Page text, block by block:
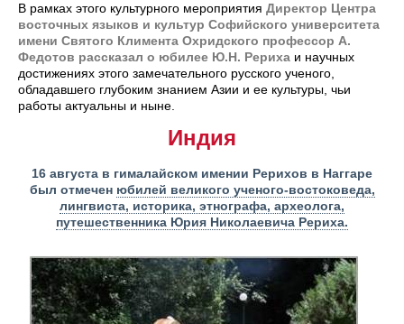
В рамках этого культурного мероприятия Директор Центра
восточных языков и культур Софийского университета
имени Святого Климента Охридского профессор А.
Федотов рассказал о юбилее Ю.Н. Рериха и научных
достижениях этого замечательного русского ученого,
обладавшего глубоким знанием Азии и ее культуры, чьи
работы актуальны и ныне.
Индия
16 августа в гималайском имении Рерихов в Наггаре
был отмечен юбилей великого ученого-востоковеда,
лингвиста, историка, этнографа, археолога,
путешественника Юрия Николаевича Рериха.